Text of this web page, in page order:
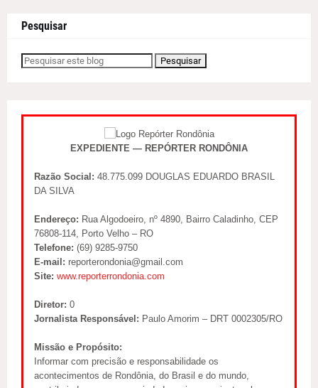
Pesquisar
EXPEDIENTE — REPÓRTER RONDÔNIA
Razão Social: 48.775.099 DOUGLAS EDUARDO BRASIL
DA SILVA
Endereço: Rua Algodoeiro, nº 4890, Bairro Caladinho, CEP
76808-114, Porto Velho – RO
Telefone: (69) 9285-9750
E-mail: reporterondonia@gmail.com
Site: www.reporterrondonia.com
Diretor: 0
Jornalista Responsável: Paulo Amorim – DRT 0002305/RO
Missão e Propósito:
Informar com precisão e responsabilidade os
acontecimentos de Rondônia, do Brasil e do mundo,